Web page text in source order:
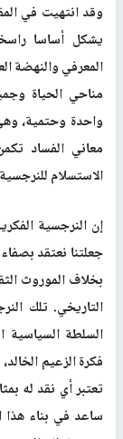
وقد انتهيت في
يشكل أساسا
المعرفي والنهضة
مناحي الحياة
واحدة وحتمية،
معاني الفساد
الاستسلام
إن النرجسية
جعلتنا نعتقد
بخلاف الموروث
التاريخي. تلك
السلطة السياسية
فكرة الزعيم
تعتبر أي نقد له
ساعد في بناء هذا